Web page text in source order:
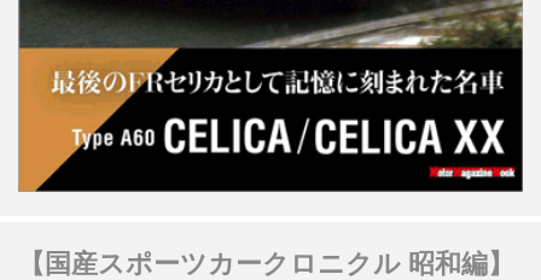
【国産スポーツカークロニクル 昭和編】